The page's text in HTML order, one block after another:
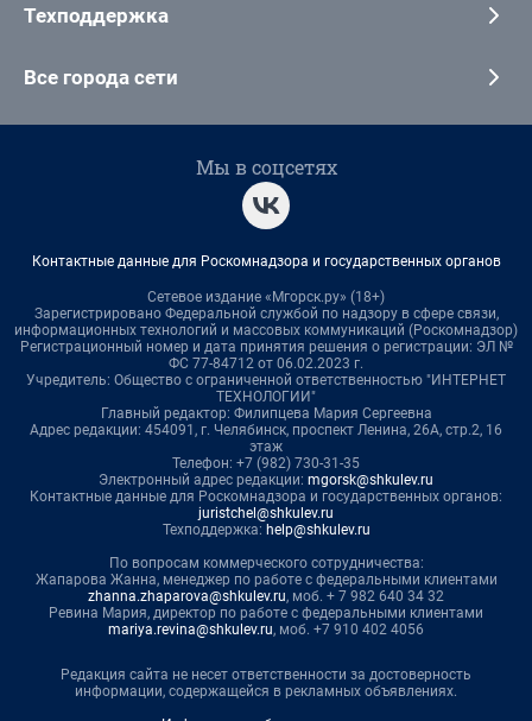
Техподдержка
Все города сети
Мы в соцсетях
Контактные данные для Роскомнадзора и государственных органов
Сетевое издание «Мгорск.ру» (18+)
Зарегистрировано Федеральной службой по надзору в сфере связи,
информационных технологий и массовых коммуникаций (Роскомнадзор)
Регистрационный номер и дата принятия решения о регистрации: ЭЛ №
ФС 77-84712 от 06.02.2023 г.
Учредитель: Общество с ограниченной ответственностью "ИНТЕРНЕТ
ТЕХНОЛОГИИ"
Главный редактор: Филипцева Мария Сергеевна
Адрес редакции: 454091, г. Челябинск, проспект Ленина, 26А, стр.2, 16
этаж
Телефон: +7 (982) 730-31-35
Электронный адрес редакции: mgorsk@shkulev.ru
Контактные данные для Роскомнадзора и государственных органов:
juristchel@shkulev.ru
Техподдержка: help@shkulev.ru
По вопросам коммерческого сотрудничества:
Жапарова Жанна, менеджер по работе с федеральными клиентами
zhanna.zhaparova@shkulev.ru, моб. + 7 982 640 34 32
Ревина Мария, директор по работе с федеральными клиентами
mariya.revina@shkulev.ru, моб. +7 910 402 4056
Редакция сайта не несет ответственности за достоверность
информации, содержащейся в рекламных объявлениях.